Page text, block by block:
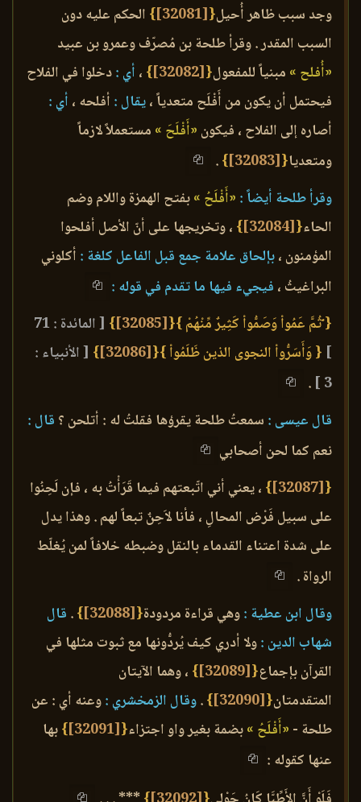
وجد سبب ظاهر أُحيل{
[32081]
} الحكم عليه دون
السبب المقدر . وقرأ طلحة بن مُصرّف وعمرو بن عبيد
«أُفلح » مبنياً للمفعول{
[32082]
} ، أي :دخلوا في الفلاح
فيحتمل أن يكون من أَفْلَح متعدياً ،يقال : أفلحه ، أي :
أصاره إلى الفلاح ، فيكون «أَفْلَحَ » مستعملاً لازماً
ومتعديا{
[32083]
}
.
وقرأ طلحة أيضاً : «أَفْلَحُ »بفتح الهمزة واللام وضم
الحاء{
[32084]
} ، وتخريجها على أنّ الأصل أفلحوا
المؤمنون ،بإلحاق علامة جمع قبل الفاعل كلغة : أكلوني
البراغيثُ ، فيجيء فيها ما تقدم في قوله :
{ ّثُمَّ عَمُواْ وَصَمُّواْ كَثِيرٌ مِّنْهُمْ }{
[32085]
}
[ المائدة : 71
] { وَأَسَرُّواْ النجوى الذين ظَلَمُواْ }{
[32086]
} [ الأنبياء :
3 ]
.
قال عيسى : سمعتُ طلحة يقرؤها فقلتُ له : أتلحن ؟ قال :
نعم كما لحن أصحابي
{
[32087]
} ، يعني أني اتّبعتهم فيما قَرَأْتُ به ، فإن لَحِنُوا
على سبيل فَرْض المحالِ ، فأنا لاَحِنٌ تبعاً لهم . وهذا يدل
على شدة اعتناء القدماء بالنقل وضبطه خلافاً لمن يُغلّط
الرواة .
وقال ابن عطية :وهي قراءة مردودة{
[32088]
}
. قال
شهاب الدين :ولا أدري كيف يُردُّونها مع ثبوت مثلها في
القرآن بإجماع{
[32089]
} ، وهما الآيتان
المتقدمتان{
[32090]
}
.وقال الزمخشري :وعنه أي : عن
طلحة - «أَفْلَحُ »بضمة بغير واو اجتزاء{
[32091]
}بها
عنها كقوله :